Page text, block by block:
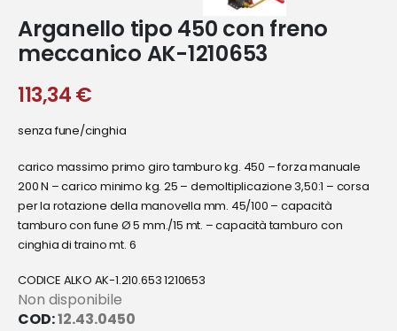
Arganello tipo 450 con freno
meccanico AK-1210653
113,34€
senza fune/cinghia
carico massimo primo giro tamburo kg. 450 – forza manuale
200 N – carico minimo kg. 25 – demoltiplicazione 3,50:1 – corsa
per la rotazione della manovella mm. 45/100 – capacità
tamburo con fune Ø 5 mm./15 mt. – capacità tamburo con
cinghia di traino mt. 6
CODICE ALKO AK-1.210.653 1210653
Non disponibile
COD:12.43.0450